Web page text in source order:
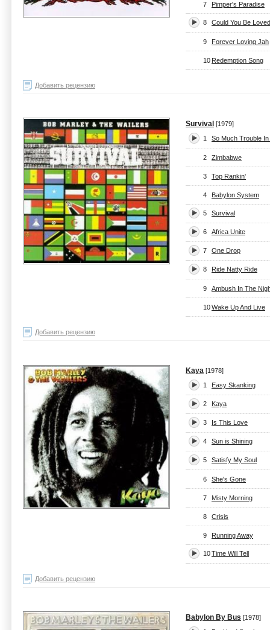
7 Pimper's Paradise
8 Could You Be Loved
9 Forever Loving Jah
10 Redemption Song
Добавить рецензию
Survival [1979]
1
So Much Trouble
2 Zimbabwe
3 Top Rankin'
4 Babylon System
5 Survival
6 Africa Unite
7 One Drop
8 Ride Natty Ride
9 Ambush In The
10Wake Up And Live
Добавить рецензию
Kaya [1978]
1
Easy Skanking
2 Kaya
3 Is This Love
4 Sun is Shining
5 Satisfy My Soul
6 She's Gone
7 Misty Morning
8 Crisis
9 Running Away
10Time Will Tell
Добавить рецензию
Babylon By Bus [1978]